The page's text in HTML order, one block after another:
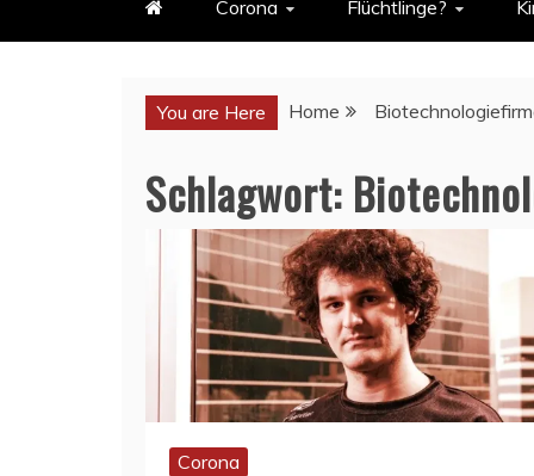
Corona Flüchtlinge?
You are Here Home
Schlagwort:
Corona